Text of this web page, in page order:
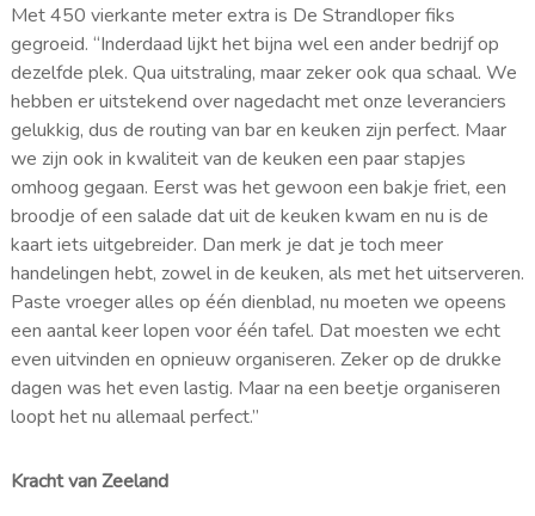
Met 450 vierkante meter extra is De Strandloper fiks
gegroeid. “Inderdaad lijkt het bijna wel een ander bedrijf op
dezelfde plek. Qua uitstraling, maar zeker ook qua schaal. We
hebben er uitstekend over nagedacht met onze leveranciers
gelukkig, dus de routing van bar en keuken zijn perfect. Maar
we zijn ook in kwaliteit van de keuken een paar stapjes
omhoog gegaan. Eerst was het gewoon een bakje friet, een
broodje of een salade dat uit de keuken kwam en nu is de
kaart iets uitgebreider. Dan merk je dat je toch meer
handelingen hebt, zowel in de keuken, als met het uitserveren.
Paste vroeger alles op één dienblad, nu moeten we opeens
een aantal keer lopen voor één tafel. Dat moesten we echt
even uitvinden en opnieuw organiseren. Zeker op de drukke
dagen was het even lastig. Maar na een beetje organiseren
loopt het nu allemaal perfect.”
Kracht van Zeeland